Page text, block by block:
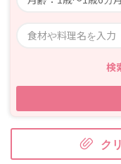
検
ク